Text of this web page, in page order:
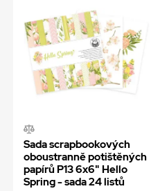
Sada scrapbookových
oboustranně potištěných
papírů P13 6x6" Hello
Spring - sada 24 listů